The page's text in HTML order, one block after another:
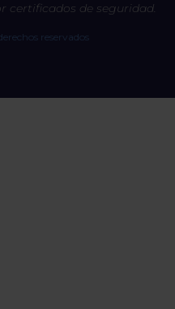
certificados de seguridad.
reservados